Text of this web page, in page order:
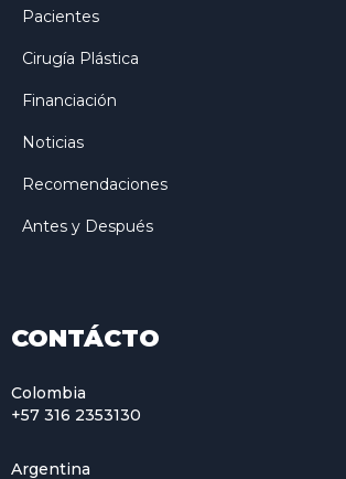
Pacientes
Cirugía Plástica
Financiación
Noticias
Recomendaciones
Antes y Después
CONTÁCTO
Colombia
+57 316 2353130
Argentina